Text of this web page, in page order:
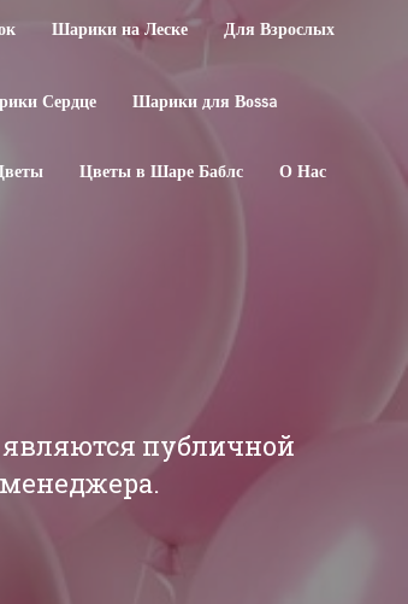
Шарики на Леске Для Взрослых
Сердце Шарики для Воssa
Цветы в Шаре Баблс О Нас
публичной